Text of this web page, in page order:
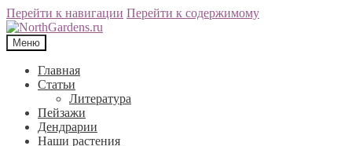
Перейти к навигации Перейти к содержимому
Меню
Главная
Статьи
Литература
Пейзажи
Дендрарии
Наши растения